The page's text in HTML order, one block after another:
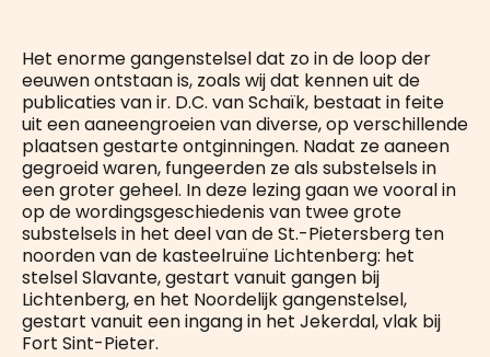
Het enorme gangenstelsel dat zo in de loop der
eeuwen ontstaan is, zoals wij dat kennen uit de
publicaties van ir. D.C. van Schaïk, bestaat in feite
uit een aaneengroeien van diverse, op verschillende
plaatsen gestarte ontginningen. Nadat ze aaneen
gegroeid waren, fungeerden ze als substelsels in
een groter geheel. In deze lezing gaan we vooral in
op de wordingsgeschiedenis van twee grote
substelsels in het deel van de St.-Pietersberg ten
noorden van de kasteelruïne Lichtenberg: het
stelsel Slavante, gestart vanuit gangen bij
Lichtenberg, en het Noordelijk gangenstelsel,
gestart vanuit een ingang in het Jekerdal, vlak bij
Fort Sint-Pieter.